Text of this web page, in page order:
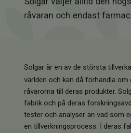
Kosttillskott
Kristaller
Infrarött Ljus
Vattenrening & Övrigt
råvaran och endast
Solgar är en av de största
världen och kan då förhandla om
råvarorna till deras produkter.
fabrik och på deras
tester och analyser än vad som
en tillverkningsprocess. I deras